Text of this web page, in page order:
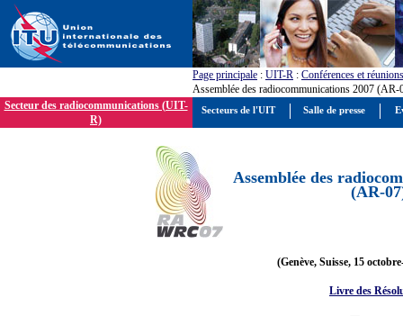
Page principale : UIT-R : Conférences et réunions
Assemblée des radiocommunications 2007 (AR-
Secteur des radiocommunications (UIT-
R)
Assemblée des
(AR-
(Genève, Suisse, 15
Livre des
Secteurs de l'UIT Salle de presse